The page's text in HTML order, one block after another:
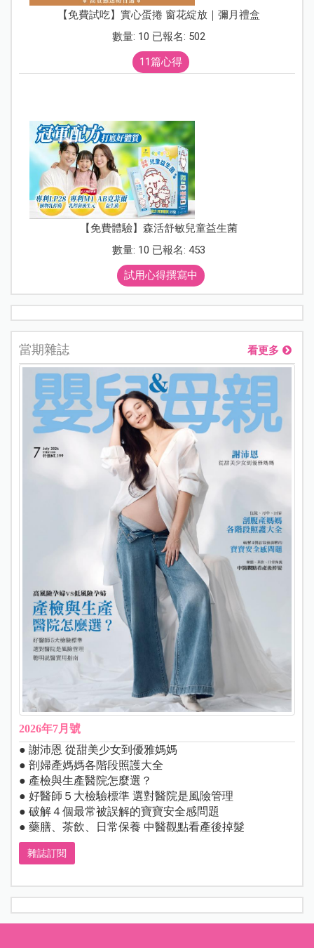
【免費試吃】實心蛋捲 窗花綻放｜彌月禮盒
數量: 10 已報名: 502
11篇心得
【免費體驗】森活舒敏兒童益生菌
數量: 10 已報名: 453
試用心得撰寫中
當期雜誌 看更多
2026年7月號
● 謝沛恩 從甜美少女到優雅媽媽
● 剖婦產媽媽各階段照護大全
● 產檢與生產醫院怎麼選？
● 好醫師５大檢驗標準 選對醫院是風險管理
● 破解４個最常被誤解的寶寶安全感問題
● 藥膳、茶飲、日常保養 中醫觀點看產後掉髮
雜誌訂閱